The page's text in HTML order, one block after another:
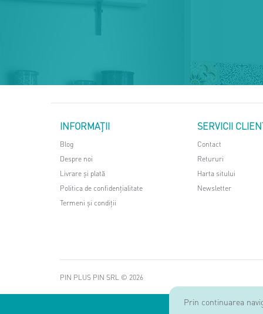
INFORMAŢII
Blog
Despre noi
Livrare și plată
Politica de confidențialitate
Termeni și condiții
SERVICII
Contact
Retururi
Harta sitului
Newsletter
PIN PLUS PIN SRL © 2026
Prin continuarea